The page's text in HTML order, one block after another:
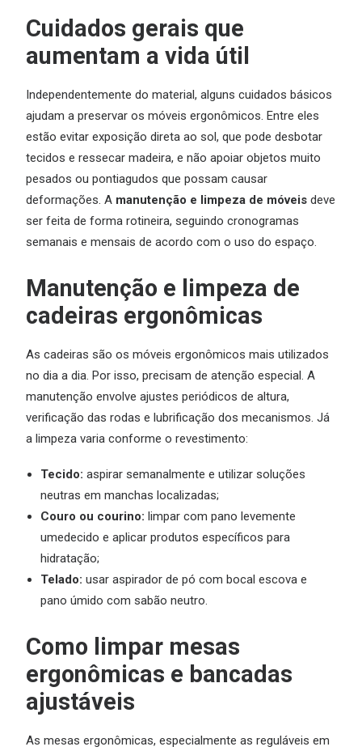
Cuidados gerais que
aumentam a vida útil
Independentemente do material, alguns cuidados básicos
ajudam a preservar os móveis ergonômicos. Entre eles
estão evitar exposição direta ao sol, que pode desbotar
tecidos e ressecar madeira, e não apoiar objetos muito
pesados ou pontiagudos que possam causar
deformações. A manutenção e limpeza de móveis deve
ser feita de forma rotineira, seguindo cronogramas
semanais e mensais de acordo com o uso do espaço.
Manutenção e limpeza de
cadeiras ergonômicas
As cadeiras são os móveis ergonômicos mais utilizados
no dia a dia. Por isso, precisam de atenção especial. A
manutenção envolve ajustes periódicos de altura,
verificação das rodas e lubrificação dos mecanismos. Já
a limpeza varia conforme o revestimento:
Tecido: aspirar semanalmente e utilizar soluções
neutras em manchas localizadas;
Couro ou courino: limpar com pano levemente
umedecido e aplicar produtos específicos para
hidratação;
Telado: usar aspirador de pó com bocal escova e
pano úmido com sabão neutro.
Como limpar mesas
ergonômicas e bancadas
ajustáveis
As mesas ergonômicas, especialmente as reguláveis em